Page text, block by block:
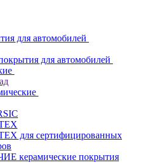
для автомобилей
для автомобилей
для сертифицированных
керамические покрытия